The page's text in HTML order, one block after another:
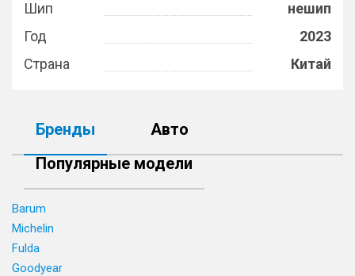
Шип
нешип
Год
2023
Страна
Китай
Бренды
Авто
Популярные модели
Barum
Michelin
Fulda
Goodyear